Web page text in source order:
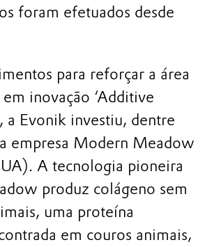
foram efetuados desde
para reforçar a área
inovação ‘Additive
a Evonik investiu, dentre
empresa Modern Meadow
A tecnologia pioneira
produz colágeno sem
uma proteína
em couros animais,